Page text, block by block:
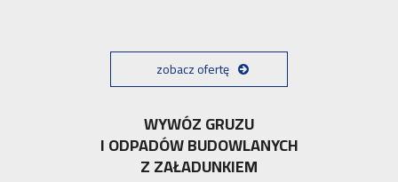
zobacz ofertę
WYWÓZ GRUZU
I ODPADÓW BUDOWLANYCH
Z ZAŁADUNKIEM